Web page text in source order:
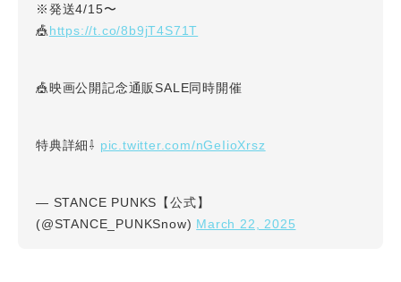
※発送4/15〜
🎪https://t.co/8b9jT4S71T
🎪映画公開記念通販SALE同時開催
特典詳細⇩ pic.twitter.com/nGeIioXrsz
— STANCE PUNKS【公式】
(@STANCE_PUNKSnow) March 22, 2025